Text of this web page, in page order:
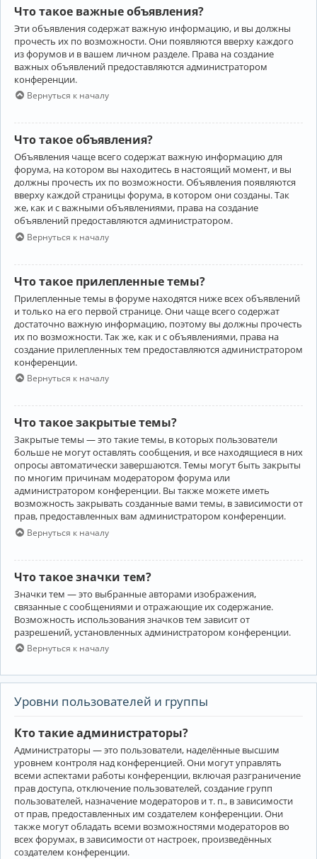
Что такое важные объявления?
Эти объявления содержат важную информацию, и вы должны
прочесть их по возможности. Они появляются вверху каждого
из форумов и в вашем личном разделе. Права на создание
важных объявлений предоставляются администратором
конференции.
Вернуться к началу
Что такое объявления?
Объявления чаще всего содержат важную информацию для
форума, на котором вы находитесь в настоящий момент, и вы
должны прочесть их по возможности. Объявления появляются
вверху каждой страницы форума, в котором они созданы. Так
же, как и с важными объявлениями, права на создание
объявлений предоставляются администратором.
Вернуться к началу
Что такое прилепленные темы?
Прилепленные темы в форуме находятся ниже всех объявлений
и только на его первой странице. Они чаще всего содержат
достаточно важную информацию, поэтому вы должны прочесть
их по возможности. Так же, как и с объявлениями, права на
создание прилепленных тем предоставляются администратором
конференции.
Вернуться к началу
Что такое закрытые темы?
Закрытые темы — это такие темы, в которых пользователи
больше не могут оставлять сообщения, и все находящиеся в них
опросы автоматически завершаются. Темы могут быть закрыты
по многим причинам модератором форума или
администратором конференции. Вы также можете иметь
возможность закрывать созданные вами темы, в зависимости от
прав, предоставленных вам администратором конференции.
Вернуться к началу
Что такое значки тем?
Значки тем — это выбранные авторами изображения,
связанные с сообщениями и отражающие их содержание.
Возможность использования значков тем зависит от
разрешений, установленных администратором конференции.
Вернуться к началу
Уровни пользователей и группы
Кто такие администраторы?
Администраторы — это пользователи, наделённые высшим
уровнем контроля над конференцией. Они могут управлять
всеми аспектами работы конференции, включая разграничение
прав доступа, отключение пользователей, создание групп
пользователей, назначение модераторов и т. п., в зависимости
от прав, предоставленных им создателем конференции. Они
также могут обладать всеми возможностями модераторов во
всех форумах, в зависимости от настроек, произведённых
создателем конференции.